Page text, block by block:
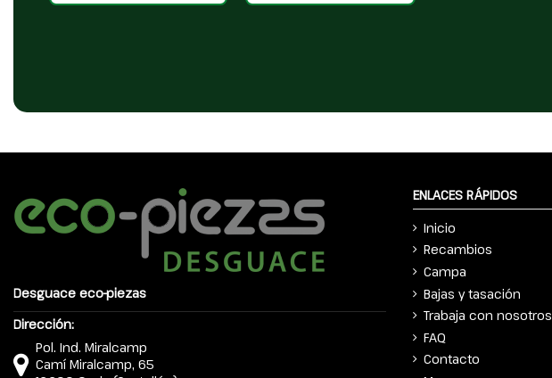
Desguace eco-piezas
Dirección:
Pol. Ind. Miralcamp
Camí Miralcamp, 65
ENLACES RÁPIDOS
Inicio
Recambios
Campa
Bajas y tasación
Trabaja con nosotros
FAQ
Contacto